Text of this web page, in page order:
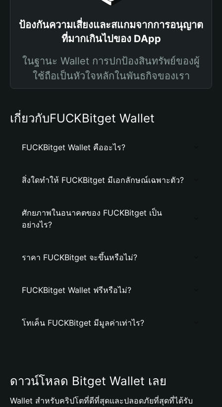
ป้องกันความเสี่ยงและสแกมจากการอนุญาต
ที่มากเกินไปของ DApp
ในฐานะ Wallet การปกป้องสินทรัพย์ของผู้
ใช้ถือเป็นหัวใจหลักในพันธกิจของเรา
เกี่ยวกับFUCKBitget Wallet
FUCKBitget Wallet คืออะไร?
สิ่งใดทำให้ FUCKBitget มีเอกลักษณ์เฉพาะตัว?
ศักยภาพในอนาคตของ FUCKBitget เป็น
อย่างไร?
ราคา FUCKBitget จะขึ้นหรือไม่?
FUCKBitget Wallet ฟรีหรือไม่?
โทเค็น FUCKBitget มีมูลค่าเท่าไร?
ดาวน์โหลด Bitget Wallet เลย
Wallet สำหรับคริปโตที่ดีที่สุดและปลอดภัยที่สุดที่ได้รับ